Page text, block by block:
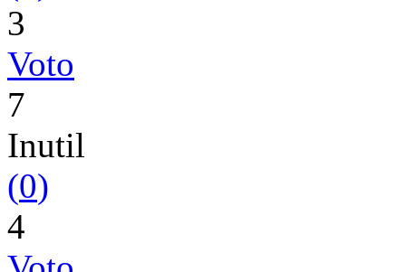
3
Voto
7
Inutil
(0)
4